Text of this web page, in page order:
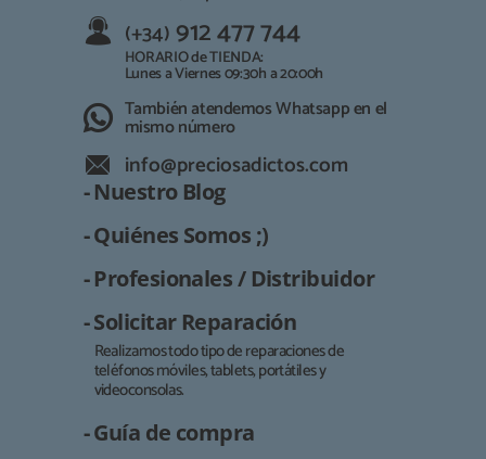
(+34) 912 477 744
HORARIO de TIENDA:
Lunes a Viernes 09:30h a 20:00h
También atendemos Whatsapp en el
mismo número
info@preciosadictos.com
- Nuestro Blog
- Quiénes Somos ;)
- Profesionales / Distribuidor
- Solicitar Reparación
Realizamos todo tipo de reparaciones de
teléfonos móviles, tablets, portátiles y
videoconsolas.
- Guía de compra
Responsable:
Finalidad: